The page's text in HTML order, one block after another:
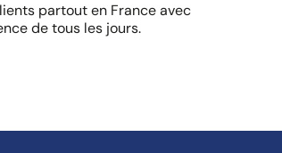
partout en France avec
de tous les jours.